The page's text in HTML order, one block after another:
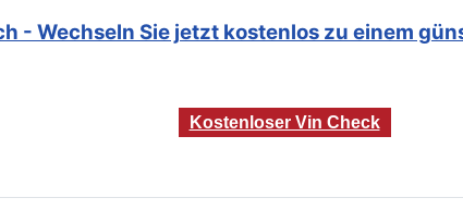
- Wechseln Sie jetzt kostenlos zu einem
Kostenloser Vin Check